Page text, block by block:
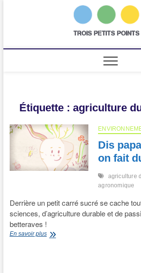
Étiquette : agriculture
Dis
on fait
agriculture
agronomique
Derrière un petit carré sucré se cache
sciences, d’agriculture durable et de
betteraves !
En savoir plusDis